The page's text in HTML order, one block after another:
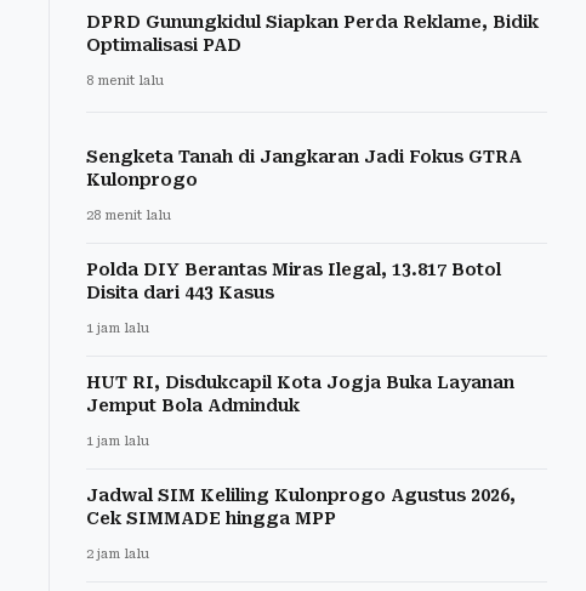
DPRD Gunungkidul Siapkan Perda Reklame, Bidik
Optimalisasi PAD
8 menit lalu
Sengketa Tanah di Jangkaran Jadi Fokus GTRA
Kulonprogo
28 menit lalu
Polda DIY Berantas Miras Ilegal, 13.817 Botol
Disita dari 443 Kasus
1 jam lalu
HUT RI, Disdukcapil Kota Jogja Buka Layanan
Jemput Bola Adminduk
1 jam lalu
Jadwal SIM Keliling Kulonprogo Agustus 2026,
Cek SIMMADE hingga MPP
2 jam lalu